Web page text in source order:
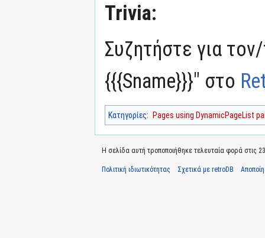
Trivia:
Συζητήστε για
{{{Sname}}}" στο
Κατηγορίες: Pages using DynamicPageList
Η σελίδα αυτή τροποποιήθηκε τελευταία φορά στις
Πολιτική ιδιωτικότητας Σχετικά με retroDB